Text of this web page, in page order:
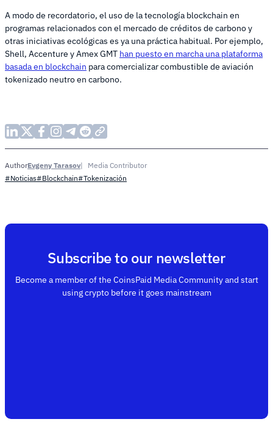
A modo de recordatorio, el uso de la tecnología blockchain en
programas relacionados con el mercado de créditos de carbono y
otras iniciativas ecológicas es ya una práctica habitual. Por ejemplo,
Shell, Accenture y Amex GMT han puesto en marcha una plataforma
basada en blockchain para comercializar combustible de aviación
tokenizado neutro en carbono.
AuthorEvgeny Tarasov
Media Contributor
#Noticias#Blockchain#Tokenización
Subscribe to our newsletter
Become a member of the CoinsPaid Media Community and start
using crypto before it goes mainstream